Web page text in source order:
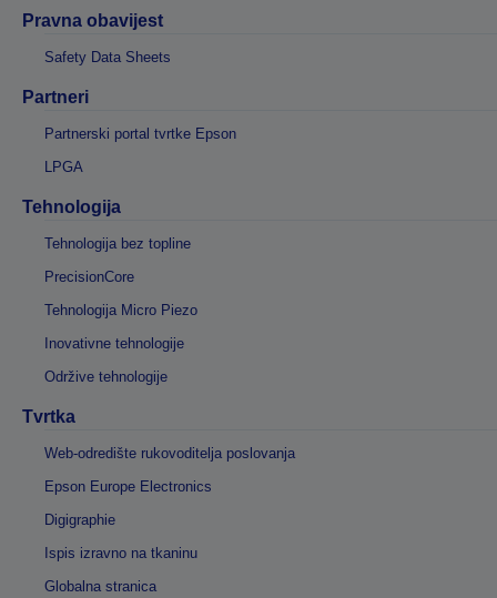
Pravna obavijest
Safety Data Sheets
Partneri
Partnerski portal tvrtke Epson
LPGA
Tehnologija
Tehnologija bez topline
PrecisionCore
Tehnologija Micro Piezo
Inovativne tehnologije
Održive tehnologije
Tvrtka
Web-odredište rukovoditelja poslovanja
Epson Europe Electronics
Digigraphie
Ispis izravno na tkaninu
Globalna stranica